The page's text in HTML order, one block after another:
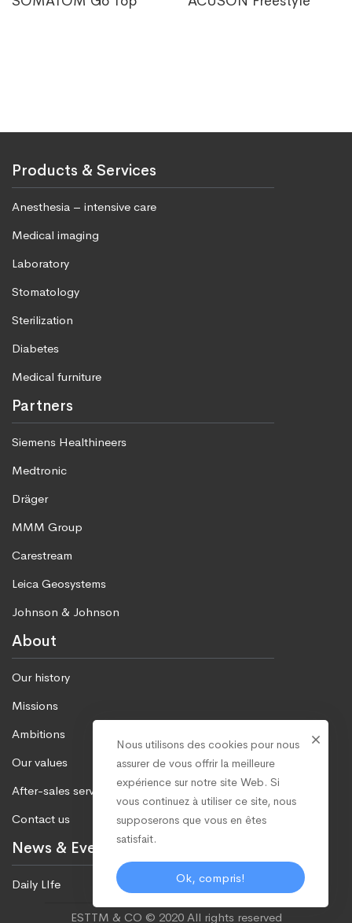
Products & Services
Anesthesia – intensive care
Medical imaging
Laboratory
Stomatology
Sterilization
Diabetes
Medical furniture
Partners
Siemens Healthineers
Medtronic
Dräger
MMM Group
Carestream
Leica Geosystems
Johnson & Johnson
About
Our history
Missions
Ambitions
Our values
After-sales service
Contact us
News & Events
Daily LIfe
ESTTM & CO © 2020 All rights reserved
Nous utilisons des cookies pour nous
assurer de vous offrir la meilleure
expérience sur notre site Web. Si
vous continuez à utiliser ce site, nous
supposerons que vous en êtes
satisfait.
Ok, compris!